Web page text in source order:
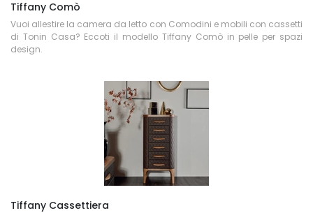
Tiffany Comò
Vuoi allestire la camera da letto con Comodini e mobili con cassetti
di Tonin Casa? Eccoti il modello Tiffany Comò in pelle per spazi
design.
Tiffany Cassettiera